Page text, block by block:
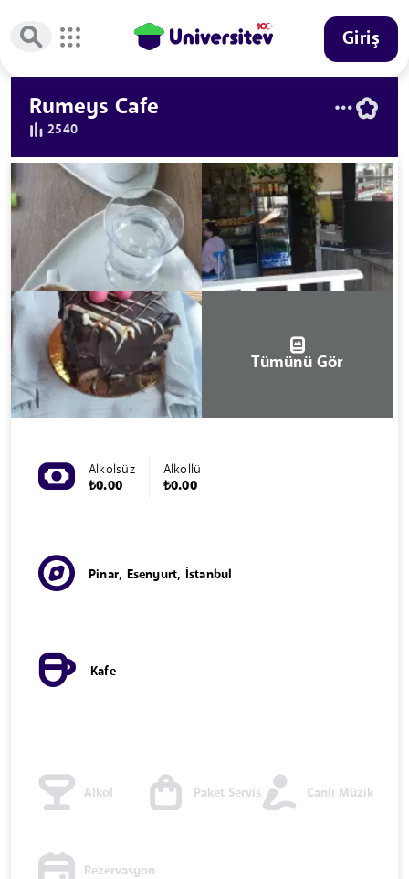
Giriş
Rumeys Cafe
2540
Tümünü Gör
Alkolsüz
₺0.00
Alkollü
₺0.00
Pinar, Esenyurt, İstanbul
Kafe
Alkol Paket Servis Canlı Müzik
Rezervasyon